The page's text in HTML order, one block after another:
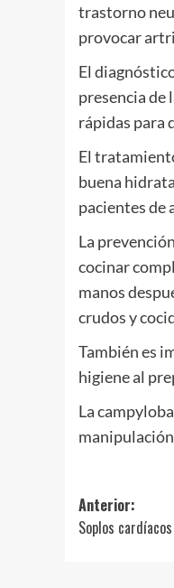
trastorno
provocar
El
presencia de
rápidas para
El
buena
pacientes de
La
cocinar
manos
crudos y
También es
higiene al
La
de
Anterior:
Soplos cardíacos